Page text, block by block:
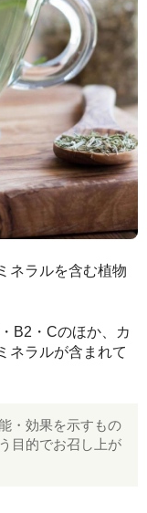
ネラルを含む植物
B2・Cのほか、カ
ネラルが含まれて
・効果を示すもの
目的でお召し上が